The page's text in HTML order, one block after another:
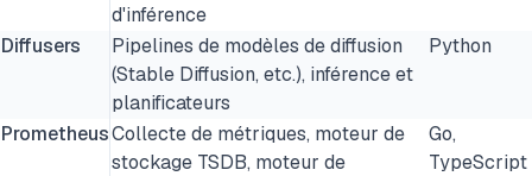
d'inférence
Diffusers
Pipelines de modèles de diffusion
(Stable Diffusion, etc.), inférence et
planificateurs
Python
PrometheusCollecte de métriques, moteur de
stockage TSDB, moteur de
Go,
TypeScript